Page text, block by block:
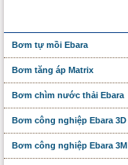
Bơm tự mồi Ebara
Bơm tăng áp Matrix
Bơm chìm nước thải Ebara
Bơm công nghiệp Ebara 3D
Bơm công nghiệp Ebara 3M